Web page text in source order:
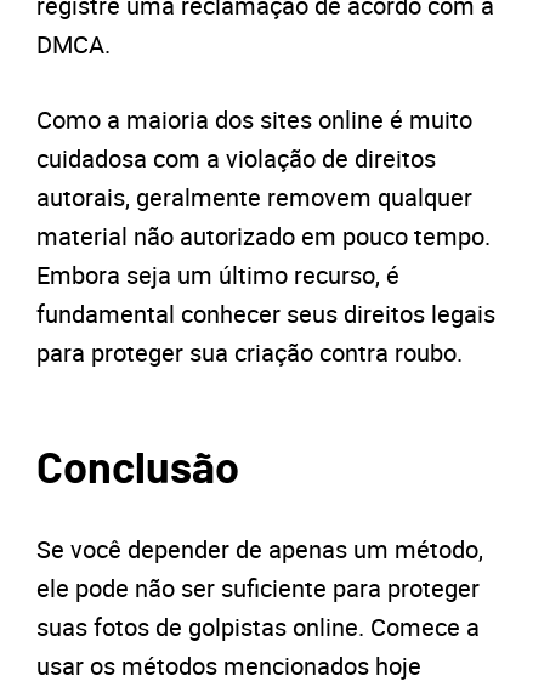
DMCA.
Como a maioria dos sites online é muito
cuidadosa com a violação de direitos
autorais, geralmente removem qualquer
material não autorizado em pouco tempo.
Embora seja um último recurso, é
fundamental conhecer seus direitos legais
para proteger sua criação contra roubo.
Conclusão
Se você depender de apenas um método,
ele pode não ser suficiente para proteger
suas fotos de golpistas online. Comece a
usar os métodos mencionados hoje